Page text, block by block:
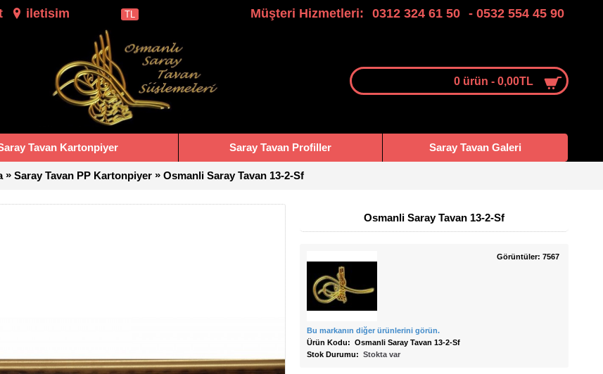
iletisim TL Müşteri Hizmetleri: 0312 324 61 50 - 0532 554 45 90
0 ürün - 0,00TL
Tavan Kartonpiyer Saray Tavan Profiller Saray Tavan Galeri
» Saray Tavan PP Kartonpiyer » Osmanli Saray Tavan 13-2-Sf
Osmanli Saray Tavan 13-2-Sf
Görüntüler: 7567
Bu markanın diğer ürünlerini görün.
Ürün Kodu: Osmanli Saray Tavan 13-2-Sf
Stok Durumu: Stokta var